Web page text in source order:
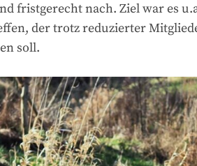
fristgerecht nach. Ziel war es
der trotz reduzierter
soll.